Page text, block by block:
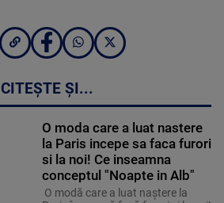
CITEȘTE ȘI...
O moda care a luat nastere
la Paris incepe sa faca furori
si la noi! Ce inseamna
conceptul "Noapte in Alb"
O modă care a luat naştere la